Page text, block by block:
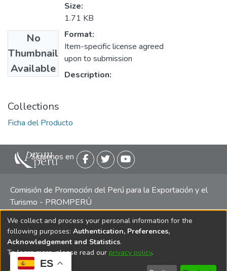
ES
No
Thumbnail
Available
Size:
1.71 KB
Format:
Item-specific license agreed
upon to submission
Description:
Collections
Ficha del Producto
Siguenos en
Comisión de Promoción del Perú para la Exportación y el
Turismo - PROMPERÚ
Central telefónica: (511) 616 7300 / 616 7400 Calle Uno
Oeste 50, Edificio Mincetur, Pisos 13 y 14, San Isidro -
Lima
We collect and process your personal information for the
following purposes: Authentication, Preferences,
Acknowledgement and Statistics.
To learn more, please read our privacy policy.